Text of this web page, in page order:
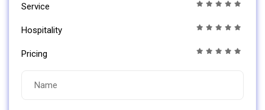
Service
Hospitality
Pricing